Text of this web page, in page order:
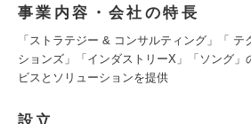
事業内容・会社の特長
「ストラテジー & コンサルティング」「 テ
ションズ」「インダストリーX」「ソング」
ビスとソリューションを提供